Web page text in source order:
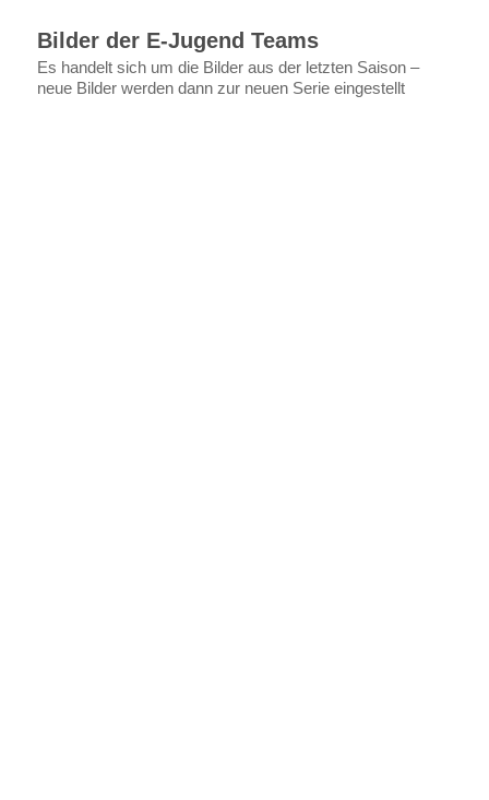
Bilder der E-Jugend Teams
Es handelt sich um die Bilder aus der letzten Saison –
neue Bilder werden dann zur neuen Serie eingestellt